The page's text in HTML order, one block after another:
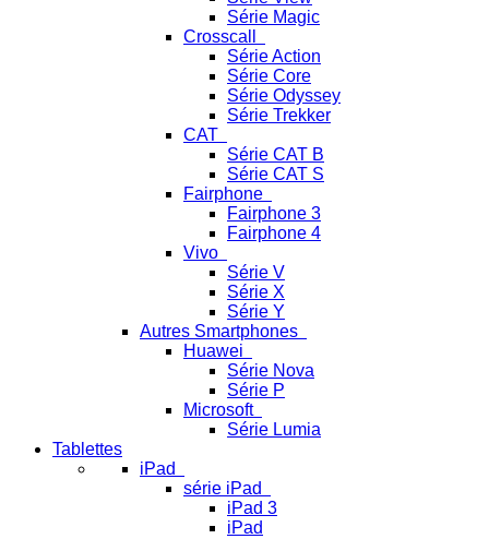
Série Magic
Crosscall
Série Action
Série Core
Série Odyssey
Série Trekker
CAT
Série CAT B
Série CAT S
Fairphone
Fairphone 3
Fairphone 4
Vivo
Série V
Série X
Série Y
Autres Smartphones
Huawei
Série Nova
Série P
Microsoft
Série Lumia
Tablettes
iPad
série iPad
iPad 3
iPad